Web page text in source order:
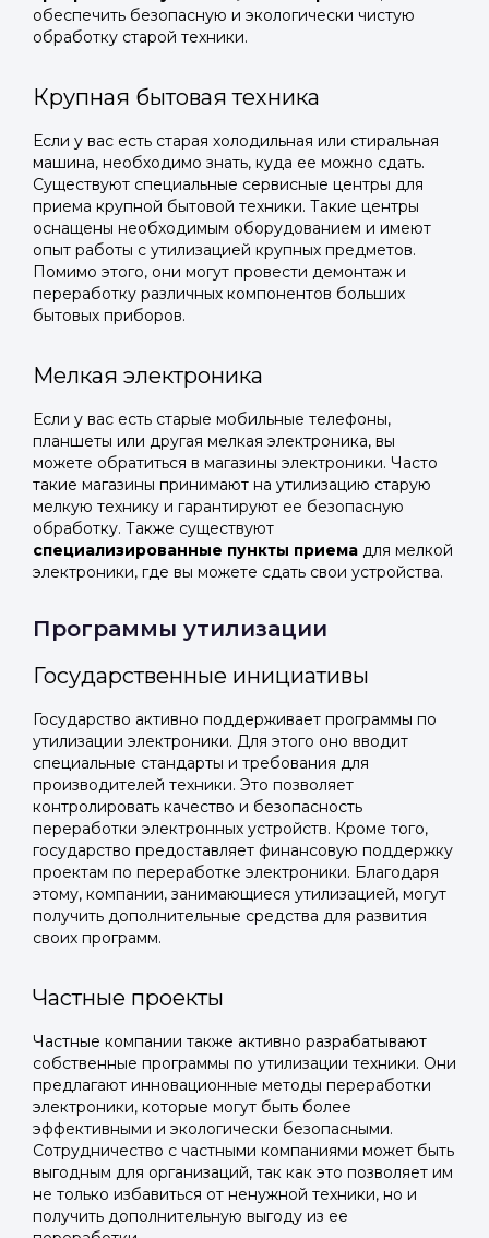
Войти в
профиль
Мы отправим код для входа на ваш
номер телефона.
Подать заявку
Отправьте заявку через мессенджер-бот — магазины
увидят её и пришлют предложения. Фото, описание и
AI-оценка прямо в чате.
Подать заявку
Отправьте заявку через мессенджер-бот — магазины
увидят её и пришлют предложения. Фото, описание и
AI-оценка прямо в чате.
обеспечить безопасную и экологически чистую
обработку старой техники.
Крупная бытовая техника
Если у вас есть старая холодильная или стиральная
машина, необходимо знать, куда ее можно сдать.
Существуют специальные сервисные центры для
приема крупной бытовой техники. Такие центры
оснащены необходимым оборудованием и имеют
опыт работы с утилизацией крупных предметов.
Помимо этого, они могут провести демонтаж и
переработку различных компонентов больших
бытовых приборов.
Мелкая электроника
Если у вас есть старые мобильные телефоны,
планшеты или другая мелкая электроника, вы
можете обратиться в магазины электроники. Часто
такие магазины принимают на утилизацию старую
мелкую технику и гарантируют ее безопасную
обработку. Также существуют
специализированные пункты приема для мелкой
электроники, где вы можете сдать свои устройства.
Программы утилизации
Государственные инициативы
Государство активно поддерживает программы по
утилизации электроники. Для этого оно вводит
специальные стандарты и требования для
производителей техники. Это позволяет
контролировать качество и безопасность
переработки электронных устройств. Кроме того,
государство предоставляет финансовую поддержку
проектам по переработке электроники. Благодаря
этому, компании, занимающиеся утилизацией, могут
получить дополнительные средства для развития
своих программ.
Частные проекты
Частные компании также активно разрабатывают
собственные программы по утилизации техники. Они
предлагают инновационные методы переработки
электроники, которые могут быть более
эффективными и экологически безопасными.
Сотрудничество с частными компаниями может быть
выгодным для организаций, так как это позволяет им
не только избавиться от ненужной техники, но и
получить дополнительную выгоду из ее